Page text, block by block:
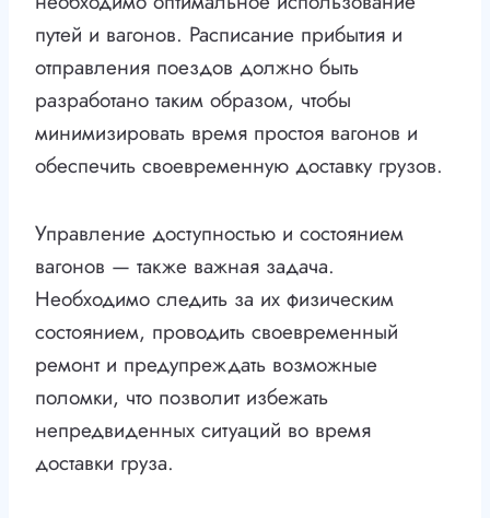
путей и вагонов. Расписание прибытия и
отправления поездов должно быть
разработано таким образом, чтобы
минимизировать время простоя вагонов и
обеспечить своевременную доставку грузов.
Управление доступностью и состоянием
вагонов — также важная задача.
Необходимо следить за их физическим
состоянием, проводить своевременный
ремонт и предупреждать возможные
поломки, что позволит избежать
непредвиденных ситуаций во время
доставки груза.